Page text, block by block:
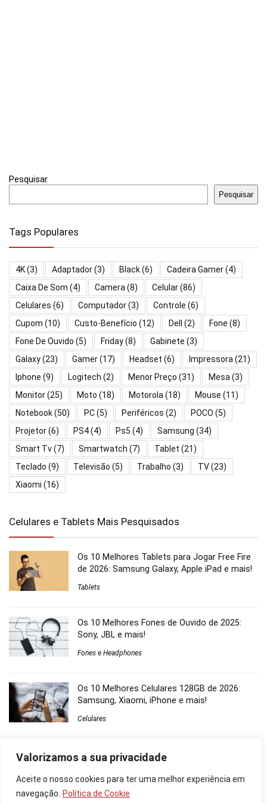
Valorizamos a sua privacidade
Aceite o nosso cookies para ter uma melhor experiência em
navegação.
Política de Cookie
Pesquisar
Pesquisar
Tags Populares
4K(3) Adaptador(3) Black(6) Cadeira Gamer(4)
Caixa De Som (4) Camera(8) Celular(86)
Celulares (6) Computador(3) Controle (6)
Cupom (10) Custo-Benefício (12) Dell (2) Fone (8)
Fone De Ouvido (5) Friday(8) Gabinete (3)
Galaxy(23) Gamer(17) Headset (6) Impressora(21)
Iphone (9) Logitech (2) Menor Preço (31) Mesa(3)
Monitor(25) Moto (18) Motorola(18) Mouse (11)
Notebook(50) PC(5) Periféricos (2) POCO (5)
Projetor(6) PS4(4) Ps5 (4) Samsung (34)
Smart Tv(7) Smartwatch (7) Tablet (21)
Teclado (9) Televisão (5) Trabalho (3) TV(23)
Xiaomi (16)
Celulares e Tablets Mais Pesquisados
Os 10 Melhores Tablets para Jogar Free Fire
de 2026: Samsung Galaxy, Apple iPad e mais!
Tablets
Os 10 Melhores Fones de Ouvido de 2025:
Sony, JBL e mais!
Fones e Headphones
Os 10 Melhores Celulares 128GB de 2026:
Samsung, Xiaomi, iPhone e mais!
Celulares
Os 10 Melhores Projetores Full HD de 2025: da
Samsung, Epson, LG e mais!
Projetores